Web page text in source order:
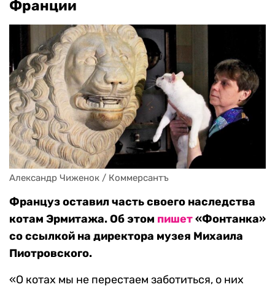
Франции
Александр Чиженок / Коммерсантъ
Француз оставил часть своего наследства
котам Эрмитажа. Об этом пишет«Фонтанка»
со ссылкой на директора музея Михаила
Пиотровского.
«О котах мы не перестаем заботиться, о них